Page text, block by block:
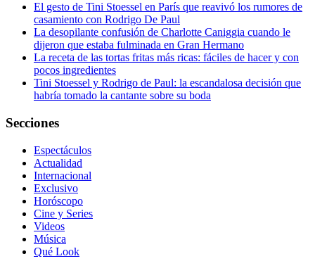
El gesto de Tini Stoessel en París que reavivó los rumores de
casamiento con Rodrigo De Paul
La desopilante confusión de Charlotte Caniggia cuando le
dijeron que estaba fulminada en Gran Hermano
La receta de las tortas fritas más ricas: fáciles de hacer y con
pocos ingredientes
Tini Stoessel y Rodrigo de Paul: la escandalosa decisión que
habría tomado la cantante sobre su boda
Secciones
Espectáculos
Actualidad
Internacional
Exclusivo
Horóscopo
Cine y Series
Videos
Música
Qué Look